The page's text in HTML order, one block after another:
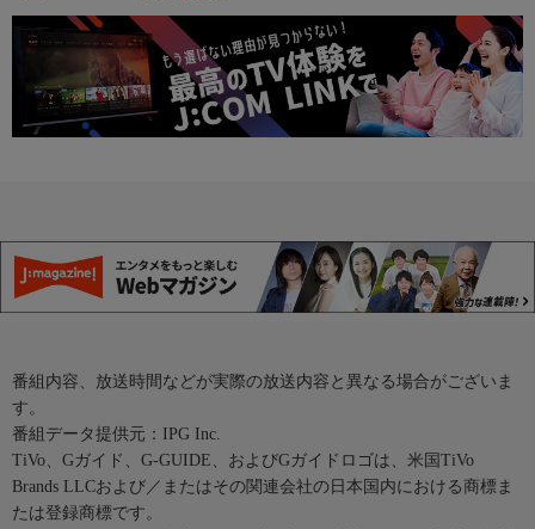
番組内容、放送時間などが実際の放送内容と異なる場合がございま
す。
番組データ提供元：IPG Inc.
TiVo、Gガイド、G-GUIDE、およびGガイドロゴは、米国TiVo
Brands LLCおよび／またはその関連会社の日本国内における商標ま
たは登録商標です。